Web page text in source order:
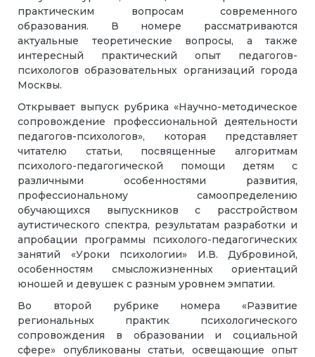
практическим вопросам современного
образования. В номере рассматриваются
актуальные теоретические вопросы, а также
интересный практический опыт педагогов-
психологов образовательных организаций города
Москвы.
Открывает выпуск рубрика «Научно-методическое
сопровождение профессиональной деятельности
педагогов-психологов», которая представляет
читателю статьи, посвященные алгоритмам
психолого-педагогической помощи детям с
различными особенностями развития,
профессиональному самоопределению
обучающихся выпускников с расстройством
аутистического спектра, результатам разработки и
апробации программы психолого-педагогических
занятий «Уроки психологии» И.В. Дубровиной,
особенностям смысложизненных ориентаций
юношей и девушек с разным уровнем эмпатии.
Во второй рубрике номера «Развитие
региональных практик психологического
сопровождения в образовании и социальной
сфере» опубликованы статьи, освещающие опыт